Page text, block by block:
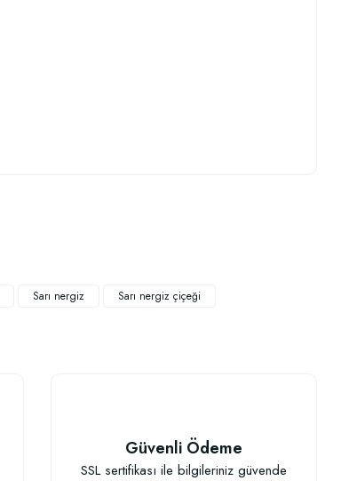
Sarı nergiz
Sarı nergiz çiçeği
Güvenli Ödeme
SSL sertifikası ile bilgileriniz güvende